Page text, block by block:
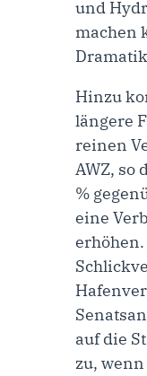
und
machen
Hinzu
längere
reinen
AWZ, so
%
eine
auf die
zu,